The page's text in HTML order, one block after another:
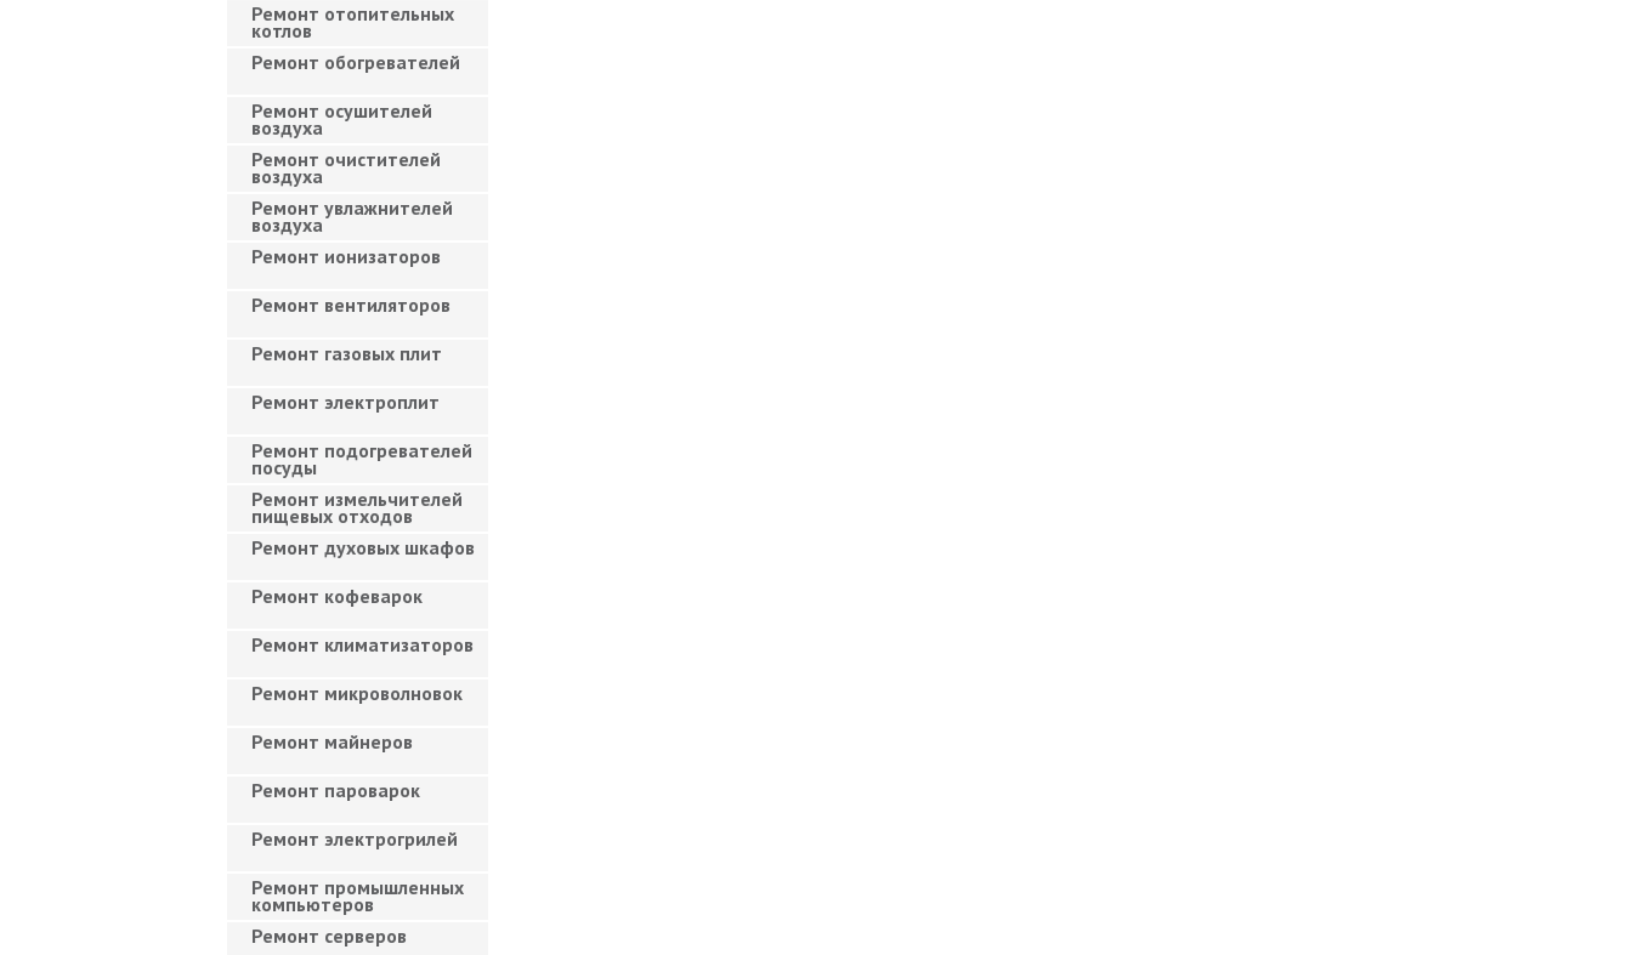
Ремонт отопительных
котлов
Ремонт обогревателей
Ремонт осушителей
воздуха
Ремонт очистителей
воздуха
Ремонт увлажнителей
воздуха
Ремонт ионизаторов
Ремонт вентиляторов
Ремонт газовых плит
Ремонт электроплит
Ремонт подогревателей
посуды
Ремонт измельчителей
пищевых отходов
Ремонт духовых шкафов
Ремонт кофеварок
Ремонт климатизаторов
Ремонт микроволновок
Ремонт майнеров
Ремонт пароварок
Ремонт электрогрилей
Ремонт промышленных
компьютеров
Ремонт серверов